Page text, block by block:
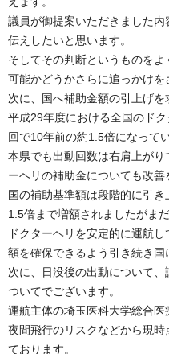
議員が御提案いただきました
伝えしたいと思います。
そしてその判断というものを
可能かどうかさらに追っかけを
次に、国へ補助金額の引上げを
平成29年度における全国のド
回で10年前の約1.5倍になってい
本県でも出動回数は右肩上が
ーヘリの補助金についても改善
国の補助基準額は段階的に引
1.5倍まで増額されましたがま
ドクターヘリを安定的に運航
額を確保できるよう引き続き国
次に、日没後の出動について
ついてでございます。
運航主体の埼玉医科大学総合
夜間飛行のリスクなどから現
ております。